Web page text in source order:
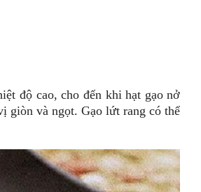
độ cao, cho đến khi hạt gạo nở
giòn và ngọt. Gạo lứt rang có thể